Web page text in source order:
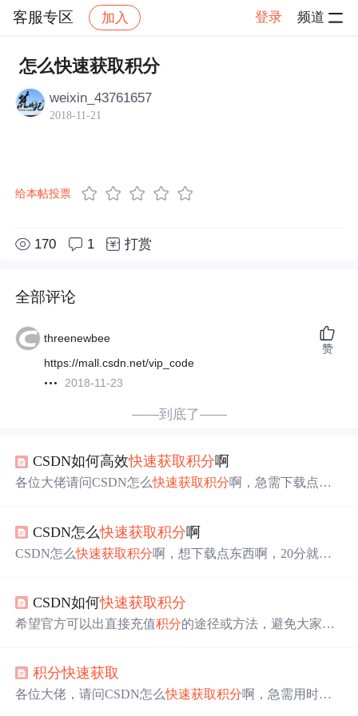
客服专区 加入 登录 频道
社区 客服专区 帖子详情
怎么快速获取积分
weixin_43761657
2018-11-21
给本帖投票
170 1 打赏
全部评论
threenewbee
https://mall.csdn.net/vip_code
2018-11-23
赞
——到底了——
CSDN如何高效快速获取积分啊
各位大佬请问CSDN怎么快速获取积分啊，急需下载点东
CSDN怎么快速获取积分啊
CSDN怎么快速获取积分啊，想下载点东西啊，20分就够
CSDN如何快速获取积分
希望官方可以出直接充值积分的途径或方法，避免大家急
积分快速获取
各位大佬，请问CSDN怎么快速获取积分啊，急需用时方